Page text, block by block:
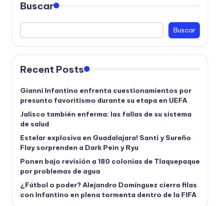
Buscar
Buscar
Recent Posts
Gianni Infantino enfrenta cuestionamientos por
presunto favoritismo durante su etapa en UEFA
Jalisco también enferma: las fallas de su sistema
de salud
Estelar explosiva en Guadalajara! Santi y Sureño
Flay sorprenden a Dark Pein y Ryu
Ponen bajo revisión a 180 colonias de Tlaquepaque
por problemas de agua
¿Fútbol o poder? Alejandro Domínguez cierra filas
con Infantino en plena tormenta dentro de la FIFA